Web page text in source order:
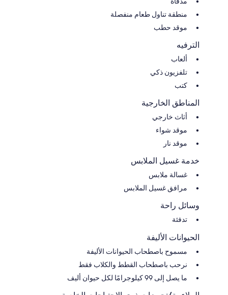
منطقة تناول طعام منفصلة
موقد حطب
الترفيه
ألعاب
تلفزيون ذكي
كتب
المناطق الخارجية
أثاث خارجي
موقد شواء
موقد نار
خدمة غسيل الملابس
غسالة ملابس
مرافق غسيل الملابس
وسائل راحة
تدفئة
الحيوانات الأليفة
مسموح باصطحاب الحيوانات الأليفة
نرحب باصطحاب القطط والكلاب فقط
ما يصل إلى 99 كيلوجرامًا لكل حيوان أليف